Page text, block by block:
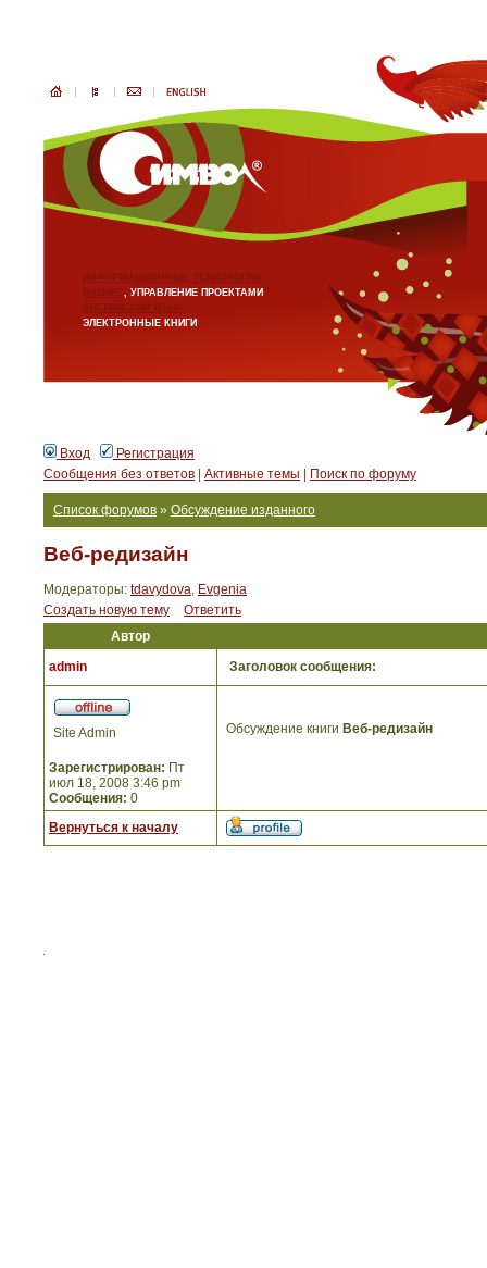
ИНФОРМАЦИОННЫЕ ТЕХНОЛОГИИ
БИЗНЕС, УПРАВЛЕНИЕ ПРОЕКТАМИ
АНГЛИЙСКИЙ ЯЗЫК
ЭЛЕКТРОННЫЕ КНИГИ
Вход
Регистрация
Сообщения без ответов
Активные темы Поиск по форуму
Список форумов » Обсуждение изданного
Веб-редизайн
Модераторы: tdavydova, Evgenia
Создать новую тему
Ответить
Автор
admin
Заголовок сообщения:
Site Admin
Зарегистрирован: Пт
июл 18, 2008 3:46 pm
Сообщения: 0
Обсуждение книги Веб-редизайн
Вернуться к началу